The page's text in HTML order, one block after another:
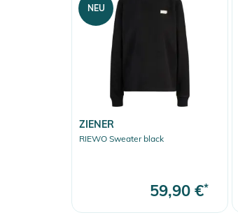
ZIENER
RIEWO Sweater black
59,90 €*
NEU